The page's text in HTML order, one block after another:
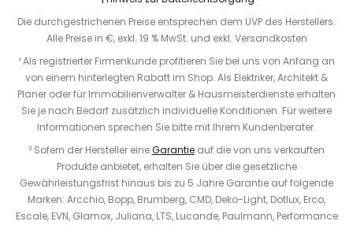
Die durchgestrichenen Preise entsprechen dem UVP des Herstellers.
Alle Preise in €, exkl. 19 % MwSt. und exkl. Versandkosten
¹ Als registrierter Firmenkunde profitieren Sie bei uns von Anfang an
von einem hinterlegten Rabatt im Shop. Als Elektriker, Architekt &
Planer oder für Immobilienverwalter & Hausmeisterdienste erhalten
Sie je nach Bedarf zusätzlich individuelle Konditionen. Für weitere
Informationen sprechen Sie bitte mit Ihrem Kundenberater.
² Sofern der Hersteller eineGarantieauf die von uns verkauften
Produkte anbietet, erhalten Sie über die gesetzliche
Gewährleistungsfrist hinaus bis zu 5 Jahre Garantie auf folgende
Marken: Arcchio, Bopp, Brumberg, CMD, Deko-Light, Dotlux, Erco,
Escale, EVN, Glamox, Juliana, LTS, Lucande, Paulmann, Performance